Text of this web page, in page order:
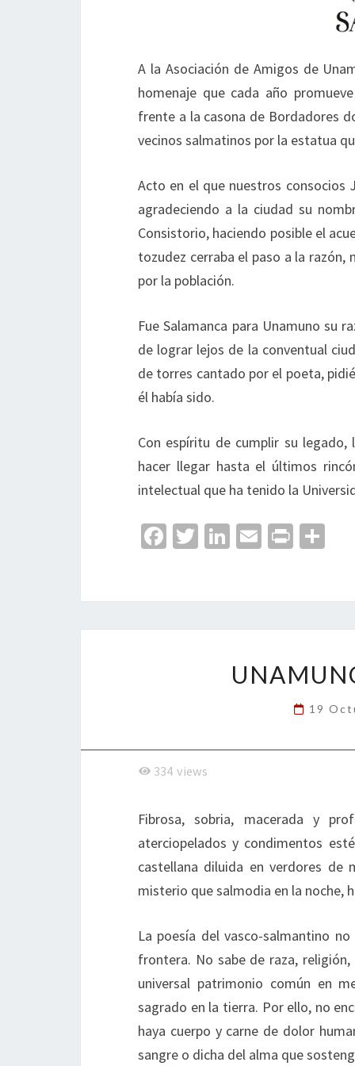
A la Asociación de Amigos de
homenaje que cada año
frente a la casona de Bordadores
vecinos salmatinos por la estatua
Acto en el que nuestros consocios
agradeciendo a la ciudad su
Consistorio, haciendo posible el
tozudez cerraba el paso a la
por la población.
Fue Salamanca para Unamuno su
de lograr lejos de la conventual
de torres cantado por el poeta,
él había sido.
Con espíritu de cumplir su
hacer llegar hasta el últimos
intelectual que ha tenido la
Fa
o
T
Li
n
E
Pr
ar
tir
19
334 views
Fibrosa, sobria, macerada y
aterciopelados y condimentos
castellana diluida en verdores de
misterio que salmodia en la noche,
La poesía del vasco-salmantino
frontera. No sabe de raza,
universal patrimonio común en
sagrado en la tierra. Por ello, no
haya cuerpo y carne de dolor
sangre o dicha del alma que